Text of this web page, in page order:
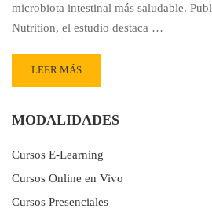
microbiota intestinal más saludable.
Nutrition, el estudio destaca …
READ
MORE
KOMBUCHA
INTESTINALES
LEER MÁS
MODALIDADES
Cursos E-Learning
Cursos Online en Vivo
Cursos Presenciales